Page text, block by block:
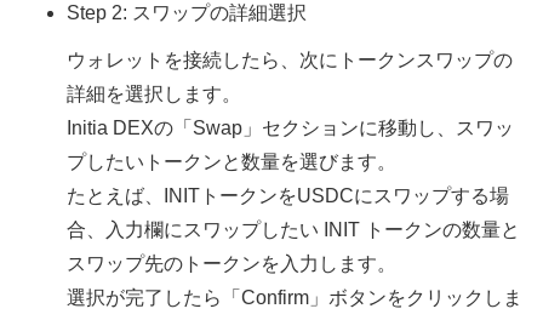
Step 2: スワップの詳細選択
ウォレットを接続したら、次にトークンスワップの
詳細を選択します。
Initia DEXの「Swap」セクションに移動し、スワッ
プしたいトークンと数量を選びます。
たとえば、INITトークンをUSDCにスワップする場
合、入力欄にスワップしたい INIT トークンの数量と
スワップ先のトークンを入力します。
選択が完了したら「Confirm」ボタンをクリックしま